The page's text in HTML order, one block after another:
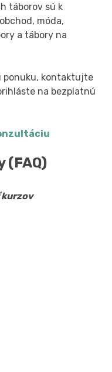
táborov sú k
móda,
a tábory na
ponuku, kontaktujte
na bezplatnú
(FAQ)
kurzov